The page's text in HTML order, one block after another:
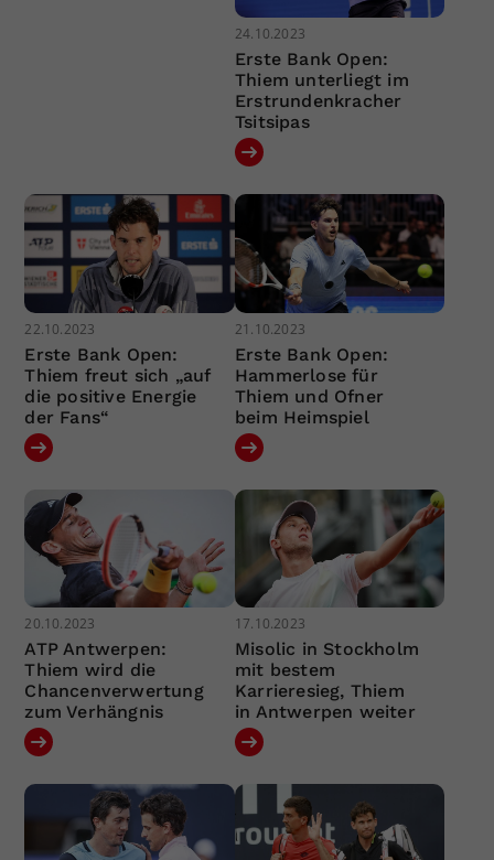
24.10.2023
Erste Bank Open:
Thiem unterliegt im
Erstrundenkracher
Tsitsipas
22.10.2023
Erste Bank Open:
Thiem freut sich „auf
die positive Energie
der Fans“
21.10.2023
Erste Bank Open:
Hammerlose für
Thiem und Ofner
beim Heimspiel
20.10.2023
ATP Antwerpen:
Thiem wird die
Chancenverwertung
zum Verhängnis
17.10.2023
Misolic in Stockholm
mit bestem
Karrieresieg, Thiem
in Antwerpen weiter